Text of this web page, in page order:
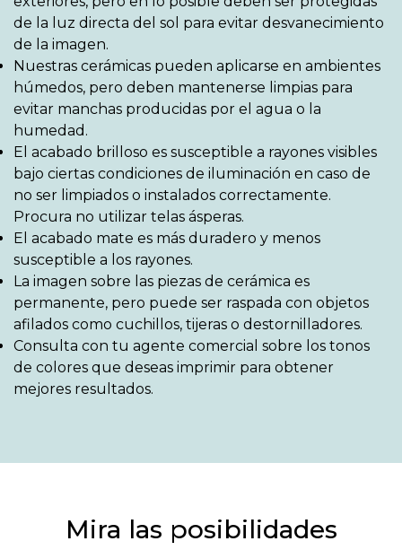
de la luz directa del sol para evitar desvanecimiento
de la imagen.
Nuestras cerámicas pueden aplicarse en ambientes
húmedos, pero deben mantenerse limpias para
evitar manchas producidas por el agua o la
humedad.
El acabado brilloso es susceptible a rayones visibles
bajo ciertas condiciones de iluminación en caso de
no ser limpiados o instalados correctamente.
Procura no utilizar telas ásperas.
El acabado mate es más duradero y menos
susceptible a los rayones.
La imagen sobre las piezas de cerámica es
permanente, pero puede ser raspada con objetos
afilados como cuchillos, tijeras o destornilladores.
Consulta con tu agente comercial sobre los tonos
de colores que deseas imprimir para obtener
mejores resultados.
Mira las posibilidades